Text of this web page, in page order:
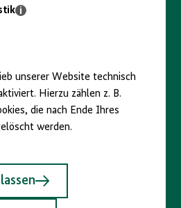
unserer Website technisch
Hierzu zählen z. B.
die nach Ende Ihres
werden.